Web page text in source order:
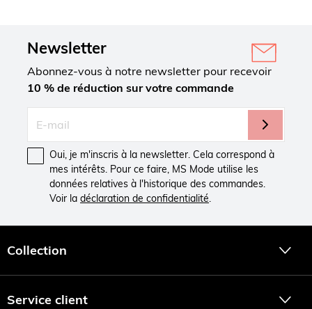
Newsletter
Abonnez-vous à notre newsletter pour recevoir
10 % de réduction sur votre commande
Oui, je m'inscris à la newsletter. Cela correspond à
mes intérêts. Pour ce faire, MS Mode utilise les
données relatives à l'historique des commandes.
Voir la déclaration de confidentialité.
Collection
Service client